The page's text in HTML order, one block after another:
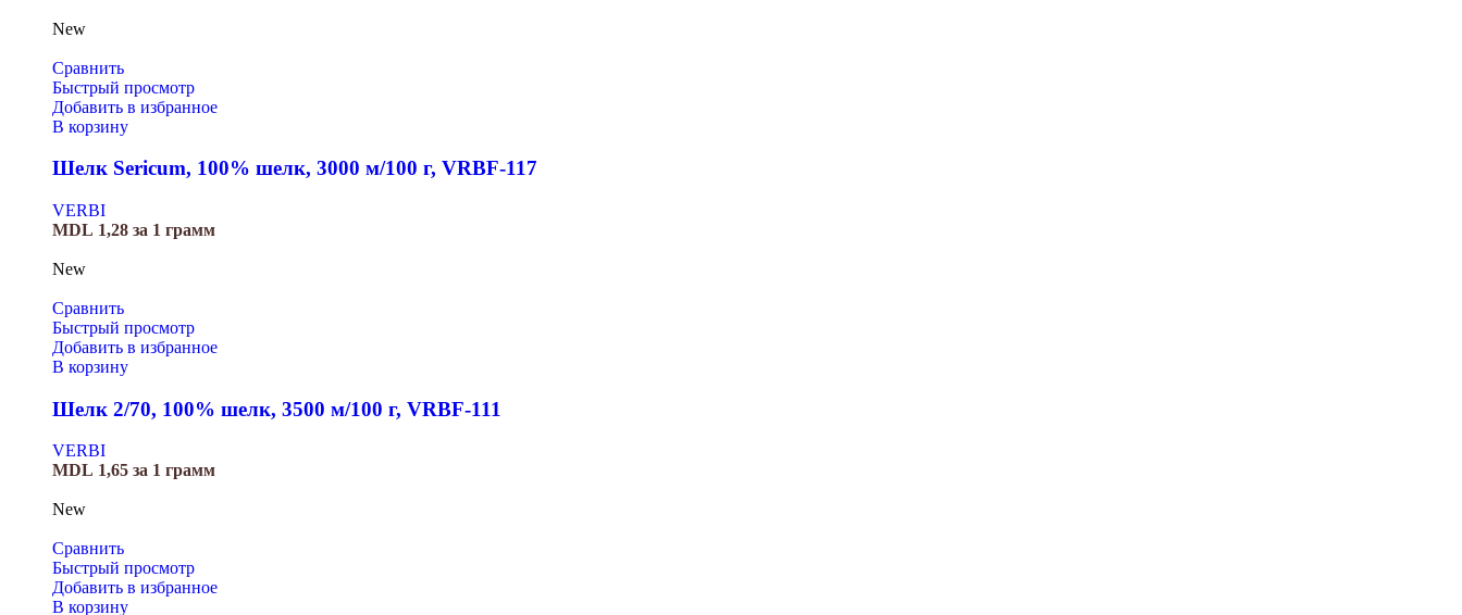
New
Сравнить
Быстрый просмотр
Добавить в избранное
В корзину
Шелк Sericum, 100% шелк, 3000 м/100 г, VRBF-117
VERBI
MDL 1,28 за 1 грамм
New
Сравнить
Быстрый просмотр
Добавить в избранное
В корзину
Шелк 2/70, 100% шелк, 3500 м/100 г, VRBF-111
VERBI
MDL 1,65 за 1 грамм
New
Сравнить
Быстрый просмотр
Добавить в избранное
В корзину